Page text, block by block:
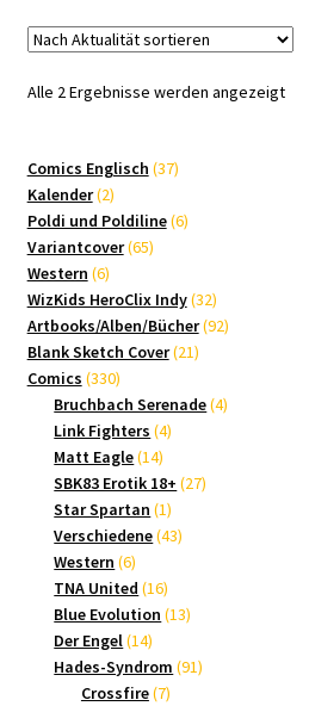
Alle 2 Ergebnisse werden angezeigtNach
Comics Englisch 3737
Kalender 22
Produkte
Poldi und Poldiline 66
Variantcover 6565
Western 66
Produkte
WizKids HeroClix Indy 3232
Produkte
Artbooks/Alben/Bücher 9292
Blank Sketch Cover 2121
Comics 330330
Produkte
Bruchbach Serenade 44
Link Fighters 44
Matt Eagle 1414
Produkte
SBK83 Erotik 18+ 2727
Star Spartan 11
Produkt
Verschiedene 4343
Western 66
Produkte
TNA United 1616
Produkte
Blue Evolution 1313
Der Engel 1414
Produkte
Hades-Syndrom 9191
Crossfire 77